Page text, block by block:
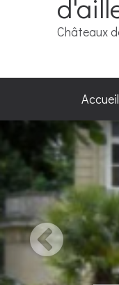
Châteaux
Accueil